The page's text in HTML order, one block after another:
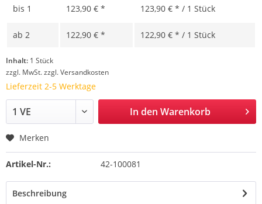
bis 1 123,90 € * 123,90 € * / 1 Stück
ab 2 122,90 € * 122,90 € * / 1 Stück
Inhalt: 1 Stück
zzgl. MwSt.zzgl. Versandkosten
Lieferzeit 2-5 Werktage
In den Warenkorb
Merken
Artikel-Nr.: 42-100081
Beschreibung